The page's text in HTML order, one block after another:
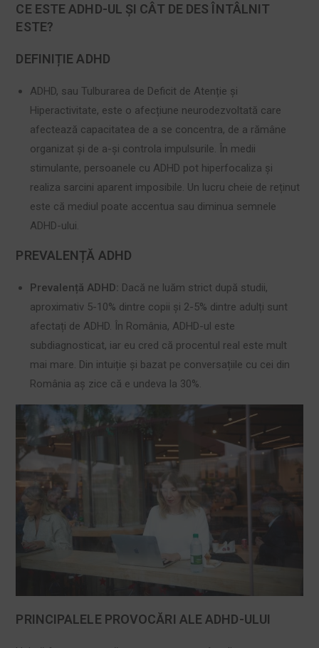
CE ESTE ADHD-UL ȘI CÂT DE DES ÎNTÂLNIT
ESTE?
DEFINIȚIE ADHD
ADHD, sau Tulburarea de Deficit de Atenție și
Hiperactivitate, este o afecțiune neurodezvoltată care
afectează capacitatea de a se concentra, de a rămâne
organizat și de a-și controla impulsurile. În medii
stimulante, persoanele cu ADHD pot hiperfocaliza și
realiza sarcini aparent imposibile. Un lucru cheie de reținut
este că mediul poate accentua sau diminua semnele
ADHD-ului.
PREVALENȚĂ ADHD
Prevalență ADHD: Dacă ne luăm strict după studii,
aproximativ 5-10% dintre copii și 2-5% dintre adulți sunt
afectați de ADHD. În România, ADHD-ul este
subdiagnosticat, iar eu cred că procentul real este mult
mai mare. Din intuiție și bazat pe conversațiile cu cei din
România aș zice că e undeva la 30%.
PRINCIPALELE PROVOCĂRI ALE ADHD-ULUI